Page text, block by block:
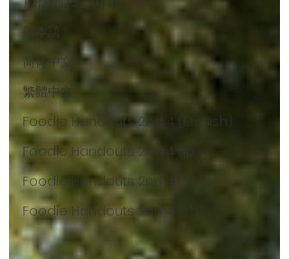
日本語
简体中文
繁體中文
Foodie Handouts 2nd 4 (English)
Foodie Handouts 2nd 4 (jp)
Foodie Handouts 2nd 4 (tw)
Foodie Handouts 2nd 4 (zh)